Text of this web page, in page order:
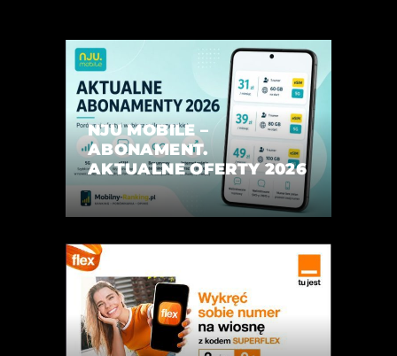
NJU MOBILE –
ABONAMENT.
AKTUALNE OFERTY 2026